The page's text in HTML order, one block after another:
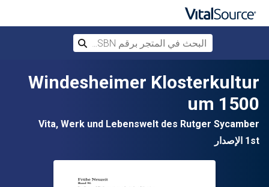
تخطي إلى المحتوى الرئيسي
Windesheimer Klosterkultur
um 1500
Vita, Werk und Lebenswelt des Rutger Sycamber
1st الإصدار